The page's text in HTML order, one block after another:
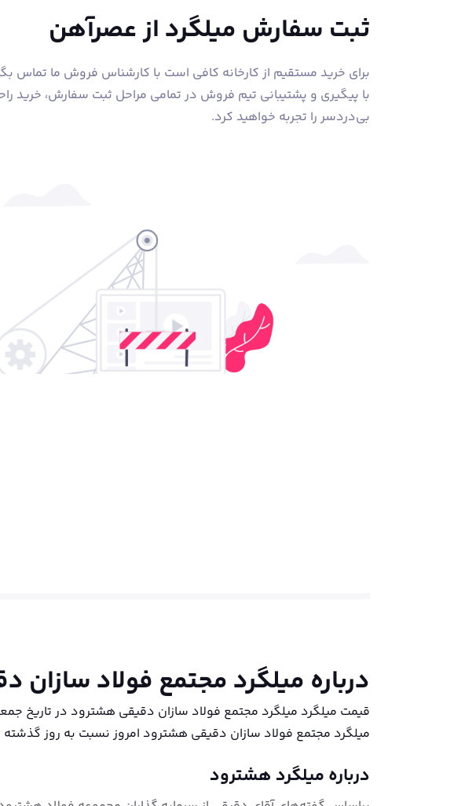
ثبت سفارش میلگرد از عصرآهن
برای خرید مستقیم از کارخانه کافی است با کارشناس فروش ما تماس
با پیگیری و پشتیبانی تیم فروش در تمامی مراحل ثبت سفارش، خرید
بی‌دردسر را تجربه خواهید کرد.
درباره میلگرد مجتمع فولاد سازان
میلگرد مجتمع فولاد سازان دقیقی هشترود امروز نسبت به روز
درباره میلگرد هشترود